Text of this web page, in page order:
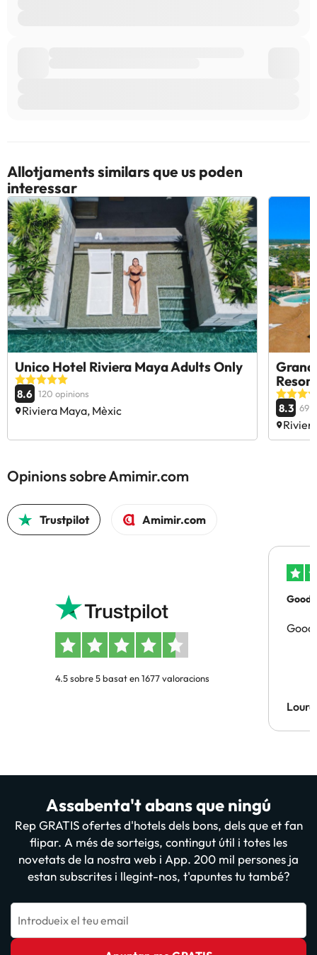
Allotjaments similars que us poden
interessar
Unico Hotel Riviera Maya Adults Only
8.6 120 opinions
Riviera Maya, Mèxic 8.3 69
Opinions sobre Amimir.com
Trustpilot Amimir.com
4.5 sobre 5 basat en 1677 valoracions
Good
Good
Assabenta't abans que ningú
Rep GRATIS ofertes d'hotels dels bons, dels que et fan
flipar. A més de sorteigs, contingut útil i totes les
novetats de la nostra web i App. 200 mil persones ja
estan subscrites i llegint-nos, t'apuntes tu també?
Introdueix el teu email